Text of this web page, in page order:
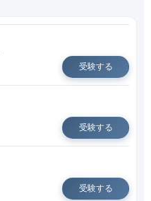
受験する
受験する
受験する